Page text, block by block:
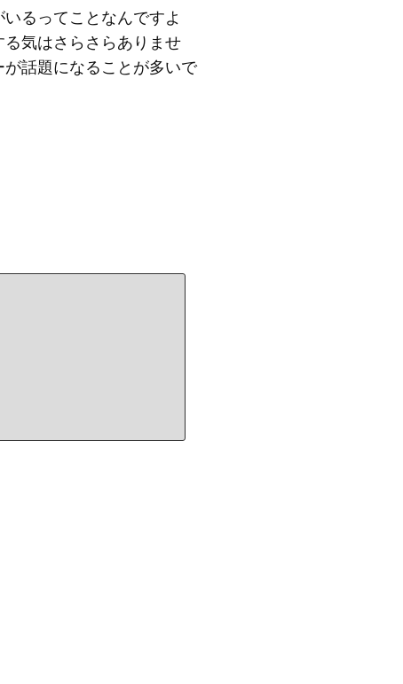
るってことなんですよ
気はさらさらありませ
話題になることが多いで